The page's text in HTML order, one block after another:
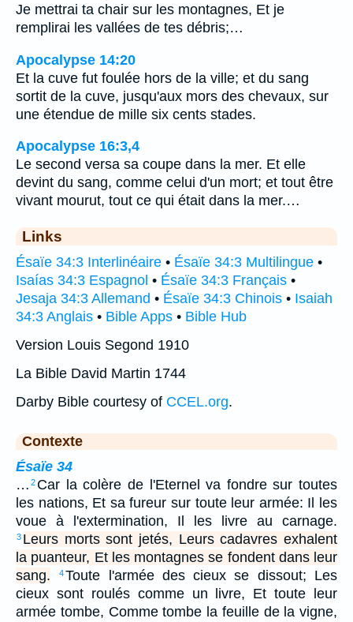
Je mettrai ta chair sur les montagnes, Et je
remplirai les vallées de tes débris;…
Apocalypse 14:20
Et la cuve fut foulée hors de la ville; et du sang
sortit de la cuve, jusqu'aux mors des chevaux, sur
une étendue de mille six cents stades.
Apocalypse 16:3,4
Le second versa sa coupe dans la mer. Et elle
devint du sang, comme celui d'un mort; et tout être
vivant mourut, tout ce qui était dans la mer.…
Links
Ésaïe 34:3 Interlinéaire • Ésaïe 34:3 Multilingue •
Isaías 34:3 Espagnol • Ésaïe 34:3 Français •
Jesaja 34:3 Allemand • Ésaïe 34:3 Chinois • Isaiah
34:3 Anglais • Bible Apps • Bible Hub
Version Louis Segond 1910
La Bible David Martin 1744
Darby Bible courtesy of CCEL.org.
Contexte
Ésaïe 34
… 2 Car la colère de l'Eternel va fondre sur toutes
les nations, Et sa fureur sur toute leur armée: Il les
voue à l'extermination, Il les livre au carnage.
3 Leurs morts sont jetés, Leurs cadavres exhalent
la puanteur, Et les montagnes se fondent dans leur
sang.
4Toute l'armée des cieux se dissout; Les
cieux sont roulés comme un livre, Et toute leur
armée tombe, Comme tombe la feuille de la vigne,